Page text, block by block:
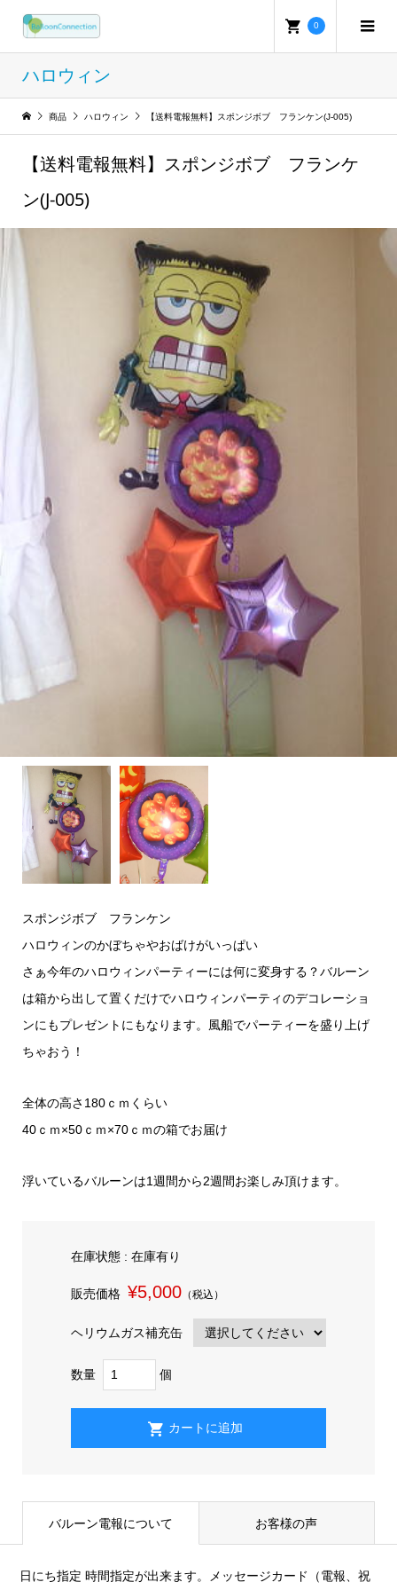
0
ハロウィン
商品 ハロウィン 【送料電報無料】スポンジボブ フランケン(J-005)
【送料電報無料】スポンジボブ フランケ
ン(J-005)
スポンジボブ フランケン
ハロウィンのかぼちゃやおばけがいっぱい
さぁ今年のハロウィンパーティーには何に変身する？バルーン
は箱から出して置くだけでハロウィンパーティのデコレーショ
ンにもプレゼントにもなります。風船でパーティーを盛り上げ
ちゃおう！
全体の高さ180ｃｍくらい
40ｃｍ×50ｃｍ×70ｃｍの箱でお届け
浮いているバルーンは1週間から2週間お楽しみ頂けます。
在庫状態 : 在庫有り
販売価格 ¥5,000（税込）
ヘリウムガス補充缶
数量 個
バルーン電報について お客様の声
日にち指定 時間指定が出来ます。メッセージカード（電報、祝